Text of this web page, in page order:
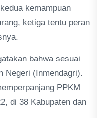
kemampuan
ketiga tentu peran
bahwa sesuai
Negeri (Inmendagri).
PPKM
di 38 Kabupaten dan